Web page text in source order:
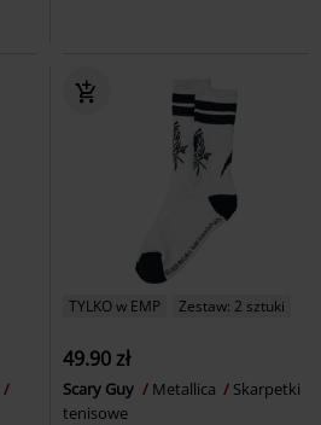
TYLKO w EMP Zestaw: 2 sztuki
49.90 zł
Scary Guy Metallica
Skarpetki
tenisowe